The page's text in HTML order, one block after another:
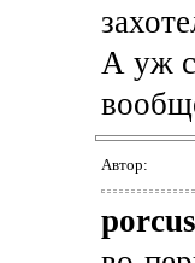
А уж
Автор:
porcus